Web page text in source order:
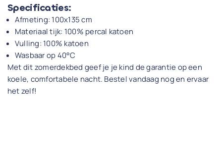
Specificaties:
Afmeting: 100x135 cm
Materiaal tijk: 100% percal katoen
Vulling: 100% katoen
Wasbaar op 40°C
Met dit zomerdekbed geef je je kind de garantie op een
koele, comfortabele nacht. Bestel vandaag nog en ervaar
het zelf!